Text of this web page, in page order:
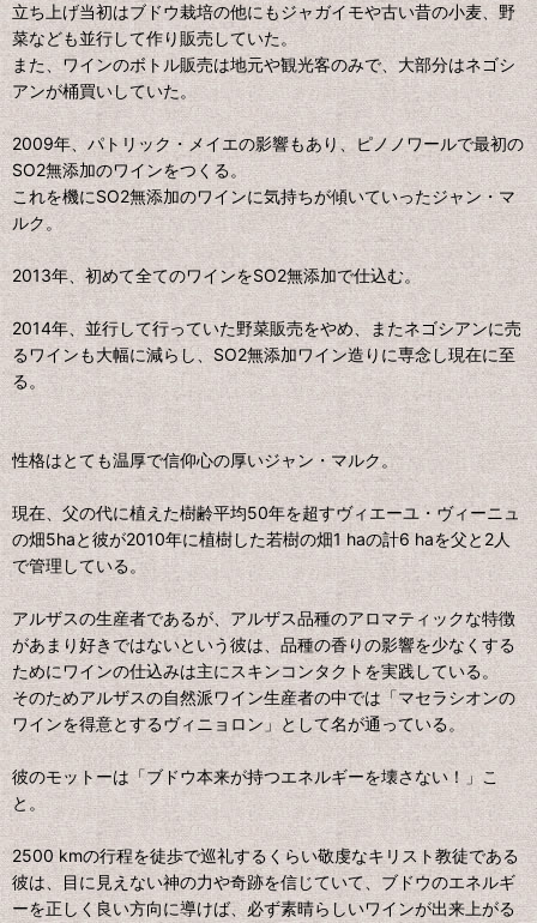
立ち上げ当初はブドウ栽培の他にもジャガイモや古い昔の小麦、野
菜なども並行して作り販売していた。
また、ワインのボトル販売は地元や観光客のみで、大部分はネゴシ
アンが桶買いしていた。
2009年、パトリック・メイエの影響もあり、ピノノワールで最初の
SO2無添加のワインをつくる。
これを機にSO2無添加のワインに気持ちが傾いていったジャン・マ
ルク。
2013年、初めて全てのワインをSO2無添加で仕込む。
2014年、並行して行っていた野菜販売をやめ、またネゴシアンに売
るワインも大幅に減らし、SO2無添加ワイン造りに専念し現在に至
る。
性格はとても温厚で信仰心の厚いジャン・マルク。
現在、父の代に植えた樹齢平均50年を超すヴィエーユ・ヴィーニュ
の畑5haと彼が2010年に植樹した若樹の畑1 haの計6 haを父と2人
で管理している。
アルザスの生産者であるが、アルザス品種のアロマティックな特徴
があまり好きではないという彼は、品種の香りの影響を少なくする
ためにワインの仕込みは主にスキンコンタクトを実践している。
そのためアルザスの自然派ワイン生産者の中では「マセラシオンの
ワインを得意とするヴィニョロン」として名が通っている。
彼のモットーは「ブドウ本来が持つエネルギーを壊さない！」こ
と。
2500 kmの行程を徒歩で巡礼するくらい敬虔なキリスト教徒である
彼は、目に見えない神の力や奇跡を信じていて、ブドウのエネルギ
ーを正しく良い方向に導けば、必ず素晴らしいワインが出来上がる